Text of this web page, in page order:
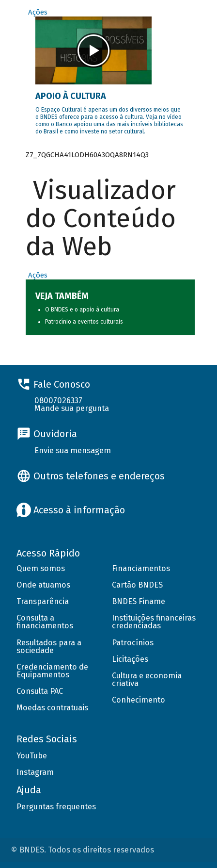
Ações
APOIO À CULTURA
O Espaço Cultural é apenas um dos diversos meios que
o BNDES oferece para o acesso à cultura. Veja no vídeo
como o Banco apoiou uma das mais incríveis bibliotecas
do Brasil e como investe no setor cultural.
Z7_7QGCHA41LODH60A3OQA8RN14Q3
Visualizador
do Conteúdo
da Web
Ações
VEJA TAMBÉM
O BNDES e o apoio à cultura
Patrocínio a eventos culturais
Fale Conosco
08007026337
Mande sua pergunta
Ouvidoria
Envie sua mensagem
Outros telefones e endereços
Acesso à informação
Acesso Rápido
Quem somos
Onde atuamos
Transparência
Consulta a
financiamentos
Resultados para a
sociedade
Credenciamento de
Equipamentos
Consulta PAC
Moedas contratuais
Financiamentos
Cartão BNDES
BNDES Finame
Instituições financeiras
credenciadas
Patrocínios
Licitações
Cultura e economia
criativa
Conhecimento
Redes Sociais
YouTube
Instagram
Ajuda
Perguntas frequentes
© BNDES. Todos os direitos reservados